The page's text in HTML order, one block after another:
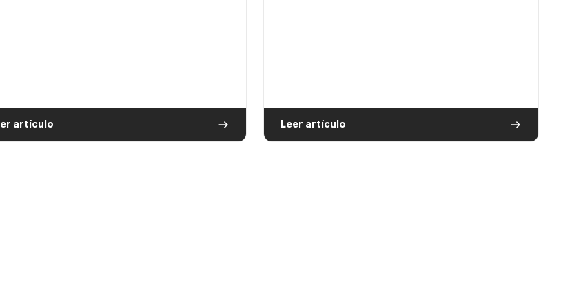
artículo Leer artículo